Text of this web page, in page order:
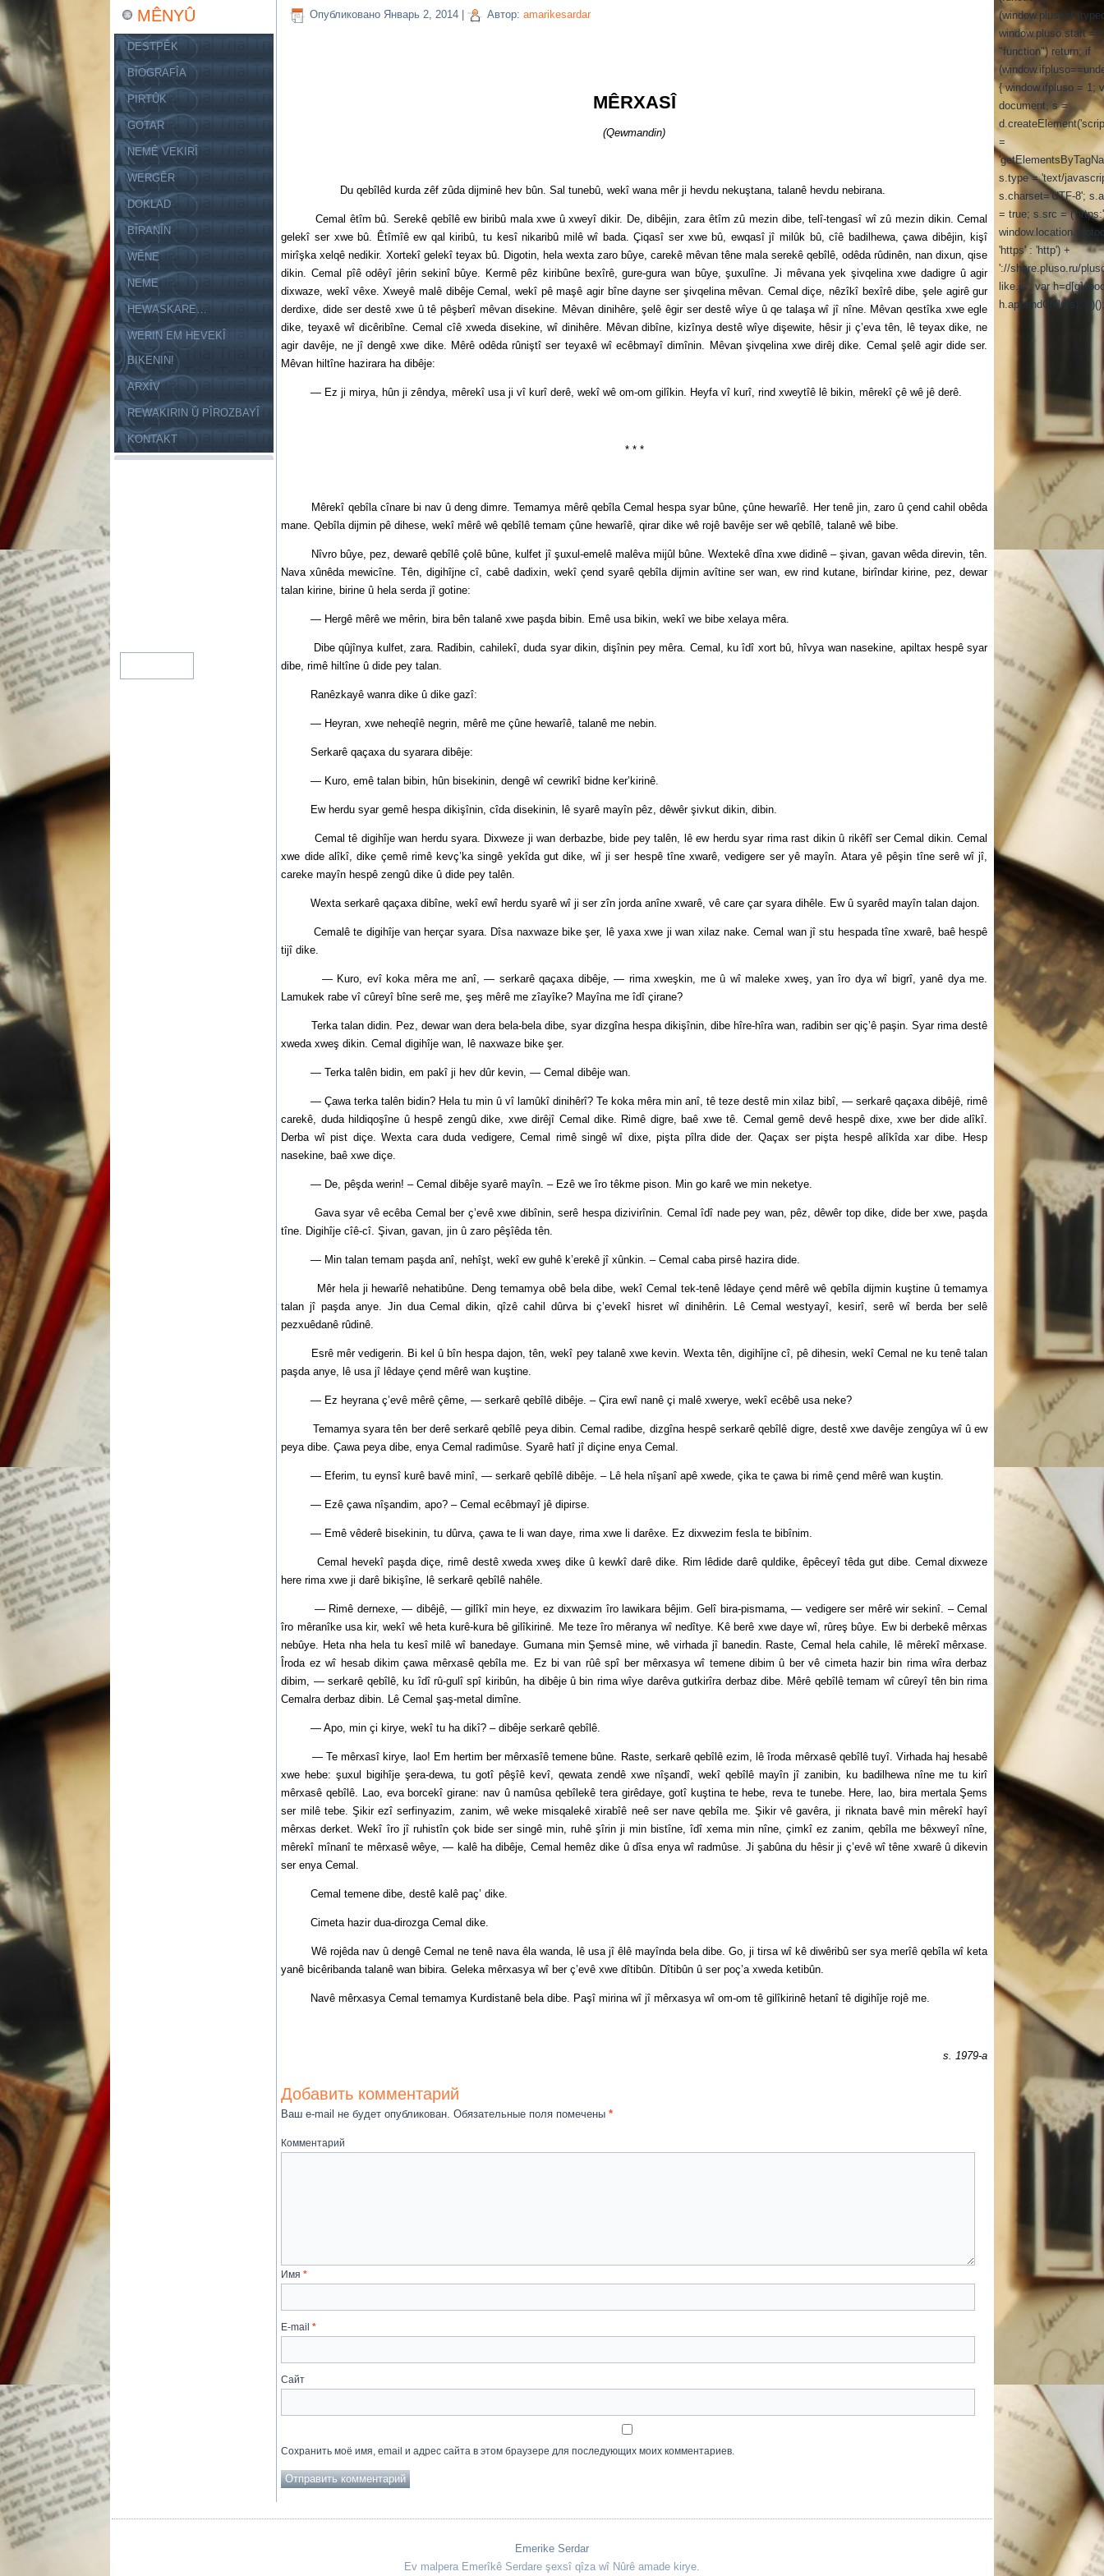
(window.pluso)if
window.pluso.start ==
"function") return; if
{ window.ifpluso = 1;
document, s =
=
s.type = 'text/
s.charset='UTF-8';
= true; s.src =
'https' : 'http') +
'://share.pluso.ru/
like.js'; var
h.appendChild(s);
MÊNYÛ
DESTPÊK
BÎOGRAFÎA
PIRTÛK
GOTAR
NEMÊ VEKIRÎ
WERGÊR
DOKLAD
BÎRANÎN
WÊNE
NEME
HEWASKARE…
WERIN EM HEVEKÎ
BIKENIN!
ARXÎV
REWAKIRIN Û PÎROZBAYÎ
KONTAKT
Опубликовано Январь 2, 2014 | Автор: amarikesardar
MÊRXASÎ
(Qewmandin)
Du qebîlêd kurda zêf zûda dijminê hev bûn. Sal tunebû, wekî wana mêr ji hevdu nekuştana, talanê hevdu nebirana.
Cemal êtîm bû. Serekê qebîlê ew biribû mala xwe û xweyî dikir. De, dibêjin, zara êtîm zû mezin dibe, telî-tengasî wî zû mezin dikin. Cemal
gelekî ser xwe bû. Êtîmîê ew qal kiribû, tu kesî nikaribû milê wî bada. Çiqasî ser xwe bû, ewqasî jî milûk bû, cîê badilhewa, çawa dibêjin, kişî
mirîşka xelqê nedikir. Xortekî gelekî teyax bû. Digotin, hela wexta zaro bûye, carekê mêvan têne mala serekê qebîlê, odêda rûdinên, nan dixun, qise
dikin. Cemal pîê odêyî jêrin sekinî bûye. Kermê pêz kiribûne bexîrê, gure-gura wan bûye, şuxulîne. Ji mêvana yek şivqelina xwe dadigre û agir
dixwaze, wekî vêxe. Xweyê malê dibêje Cemal, wekî pê maşê agir bîne dayne ser şivqelina mêvan. Cemal diçe, nêzîkî bexîrê dibe, şele agirê gur
derdixe, dide ser destê xwe û tê pêşberî mêvan disekine. Mêvan dinihêre, şelê êgir ser destê wîye û qe talaşa wî jî nîne. Mêvan qestîka xwe egle
dike, teyaxê wî dicêribîne. Cemal cîê xweda disekine, wî dinihêre. Mêvan dibîne, kizînya destê wîye dişewite, hêsir ji ç’eva tên, lê teyax dike, ne
agir davêje, ne jî dengê xwe dike. Mêrê odêda rûniştî ser teyaxê wî ecêbmayî dimînin. Mêvan şivqelina xwe dirêj dike. Cemal şelê agir dide ser.
Mêvan hiltîne hazirara ha dibêje:
— Ez ji mirya, hûn ji zêndya, mêrekî usa ji vî kurî derê, wekî wê om-om gilîkin. Heyfa vî kurî, rind xweytîê lê bikin, mêrekî çê wê jê derê.
* * *
Mêrekî qebîla cînare bi nav û deng dimre. Temamya mêrê qebîla Cemal hespa syar bûne, çûne hewarîê. Her tenê jin, zaro û çend cahil obêda
mane. Qebîla dijmin pê dihese, wekî mêrê wê qebîlê temam çûne hewarîê, qirar dike wê rojê bavêje ser wê qebîlê, talanê wê bibe.
Nîvro bûye, pez, dewarê qebîlê çolê bûne, kulfet jî şuxul-emelê malêva mijûl bûne. Wextekê dîna xwe didinê – şivan, gavan wêda direvin, tên.
Nava xûnêda mewicîne. Tên, digihîjne cî, cabê dadixin, wekî çend syarê qebîla dijmin avîtine ser wan, ew rind kutane, birîndar kirine, pez, dewar
talan kirine, birine û hela serda jî gotine:
— Hergê mêrê we mêrin, bira bên talanê xwe paşda bibin. Emê usa bikin, wekî we bibe xelaya mêra.
Dibe qûjînya kulfet, zara. Radibin, cahilekî, duda syar dikin, dişînin pey mêra. Cemal, ku îdî xort bû, hîvya wan nasekine, apiltax hespê syar
dibe, rimê hiltîne û dide pey talan.
Ranêzkayê wanra dike û dike gazî:
— Heyran, xwe neheqîê negrin, mêrê me çûne hewarîê, talanê me nebin.
Serkarê qaçaxa du syarara dibêje:
— Kuro, emê talan bibin, hûn bisekinin, dengê wî cewrikî bidne ker’kirinê.
Ew herdu syar gemê hespa dikişînin, cîda disekinin, lê syarê mayîn pêz, dêwêr şivkut dikin, dibin.
Cemal tê digihîje wan herdu syara. Dixweze ji wan derbazbe, bide pey talên, lê ew herdu syar rima rast dikin û rikêfî ser Cemal dikin. Cemal
xwe dide alîkî, dike çemê rimê kevç’ka singê yekîda gut dike, wî ji ser hespê tîne xwarê, vedigere ser yê mayîn. Atara yê pêşin tîne serê wî jî,
careke mayîn hespê zengû dike û dide pey talên.
Wexta serkarê qaçaxa dibîne, wekî ewî herdu syarê wî ji ser zîn jorda anîne xwarê, vê care çar syara dihêle. Ew û syarêd mayîn talan dajon.
Cemalê te digihîje van herçar syara. Dîsa naxwaze bike şer, lê yaxa xwe ji wan xilaz nake. Cemal wan jî stu hespada tîne xwarê, baê hespê
tijî dike.
— Kuro, evî koka mêra me anî, — serkarê qaçaxa dibêje, — rima xweşkin, me û wî maleke xweş, yan îro dya wî bigrî, yanê dya me.
Lamukek rabe vî cûreyî bîne serê me, şeş mêrê me zîayîke? Mayîna me îdî çirane?
Terka talan didin. Pez, dewar wan dera bela-bela dibe, syar dizgîna hespa dikişînin, dibe hîre-hîra wan, radibin ser qiç’ê paşin. Syar rima destê
xweda xweş dikin. Cemal digihîje wan, lê naxwaze bike şer.
— Terka talên bidin, em pakî ji hev dûr kevin, — Cemal dibêje wan.
— Çawa terka talên bidin? Hela tu min û vî lamûkî dinihêrî? Te koka mêra min anî, tê teze destê min xilaz bibî, — serkarê qaçaxa dibêjê, rimê
carekê, duda hildiqoşîne û hespê zengû dike, xwe dirêjî Cemal dike. Rimê digre, baê xwe tê. Cemal gemê devê hespê dixe, xwe ber dide alîkî.
Derba wî pist diçe. Wexta cara duda vedigere, Cemal rimê singê wî dixe, pişta pîlra dide der. Qaçax ser pişta hespê alîkîda xar dibe. Hesp
nasekine, baê xwe diçe.
— De, pêşda werin! – Cemal dibêje syarê mayîn. – Ezê we îro têkme pison. Min go karê we min neketye.
Gava syar vê ecêba Cemal ber ç’evê xwe dibînin, serê hespa dizivirînin. Cemal îdî nade pey wan, pêz, dêwêr top dike, dide ber xwe, paşda
tîne. Digihîje cîê-cî. Şivan, gavan, jin û zaro pêşîêda tên.
— Min talan temam paşda anî, nehîşt, wekî ew guhê k’erekê jî xûnkin. – Cemal caba pirsê hazira dide.
Mêr hela ji hewarîê nehatibûne. Deng temamya obê bela dibe, wekî Cemal tek-tenê lêdaye çend mêrê wê qebîla dijmin kuştine û temamya
talan jî paşda anye. Jin dua Cemal dikin, qîzê cahil dûrva bi ç’evekî hisret wî dinihêrin. Lê Cemal westyayî, kesirî, serê wî berda ber selê
pezxuêdanê rûdinê.
Esrê mêr vedigerin. Bi kel û bîn hespa dajon, tên, wekî pey talanê xwe kevin. Wexta tên, digihîjne cî, pê dihesin, wekî Cemal ne ku tenê talan
paşda anye, lê usa jî lêdaye çend mêrê wan kuştine.
— Ez heyrana ç’evê mêrê çême, — serkarê qebîlê dibêje. – Çira ewî nanê çi malê xwerye, wekî ecêbê usa neke?
Temamya syara tên ber derê serkarê qebîlê peya dibin. Cemal radibe, dizgîna hespê serkarê qebîlê digre, destê xwe davêje zengûya wî û ew
peya dibe. Çawa peya dibe, enya Cemal radimûse. Syarê hatî jî diçine enya Cemal.
— Eferim, tu eynsî kurê bavê minî, — serkarê qebîlê dibêje. – Lê hela nîşanî apê xwede, çika te çawa bi rimê çend mêrê wan kuştin.
— Ezê çawa nîşandim, apo? – Cemal ecêbmayî jê dipirse.
— Emê vêderê bisekinin, tu dûrva, çawa te li wan daye, rima xwe li darêxe. Ez dixwezim fesla te bibînim.
Cemal hevekî paşda diçe, rimê destê xweda xweş dike û kewkî darê dike. Rim lêdide darê quldike, êpêceyî têda gut dibe. Cemal dixweze
here rima xwe ji darê bikişîne, lê serkarê qebîlê nahêle.
— Rimê dernexe, — dibêjê, — gilîkî min heye, ez dixwazim îro lawikara bêjim. Gelî bira-pismama, — vedigere ser mêrê wir sekinî. – Cemal
îro mêranîke usa kir, wekî wê heta kurê-kura bê gilîkirinê. Me teze îro mêranya wî nedîtye. Kê berê xwe daye wî, rûreş bûye. Ew bi derbekê mêrxas
nebûye. Heta nha hela tu kesî milê wî banedaye. Gumana min Şemsê mine, wê virhada jî banedin. Raste, Cemal hela cahile, lê mêrekî mêrxase.
Îroda ez wî hesab dikim çawa mêrxasê qebîla me. Ez bi van rûê spî ber mêrxasya wî temene dibim û ber vê cimeta hazir bin rima wîra derbaz
dibim, — serkarê qebîlê, ku îdî rû-gulî spî kiribûn, ha dibêje û bin rima wîye darêva gutkirîra derbaz dibe. Mêrê qebîlê temam wî cûreyî tên bin rima
Cemalra derbaz dibin. Lê Cemal şaş-metal dimîne.
— Apo, min çi kirye, wekî tu ha dikî? – dibêje serkarê qebîlê.
— Te mêrxasî kirye, lao! Em hertim ber mêrxasîê temene bûne. Raste, serkarê qebîlê ezim, lê îroda mêrxasê qebîlê tuyî. Virhada haj hesabê
xwe hebe: şuxul bigihîje şera-dewa, tu gotî pêşîê kevî, qewata zendê xwe nîşandî, wekî qebîlê mayîn jî zanibin, ku badilhewa nîne me tu kirî
mêrxasê qebîlê. Lao, eva borcekî girane: nav û namûsa qebîlekê tera girêdaye, gotî kuştina te hebe, reva te tunebe. Here, lao, bira mertala Şems
ser milê tebe. Şikir ezî serfinyazim, zanim, wê weke misqalekê xirabîê neê ser nave qebîla me. Şikir vê gavêra, ji riknata bavê min mêrekî hayî
mêrxas derket. Wekî îro jî ruhistîn çok bide ser singê min, ruhê şîrin ji min bistîne, îdî xema min nîne, çimkî ez zanim, qebîla me bêxweyî nîne,
mêrekî mînanî te mêrxasê wêye, — kalê ha dibêje, Cemal hemêz dike û dîsa enya wî radmûse. Ji şabûna du hêsir ji ç’evê wî têne xwarê û dikevin
ser enya Cemal.
Cemal temene dibe, destê kalê paç’ dike.
Cimeta hazir dua-dirozga Cemal dike.
Wê rojêda nav û dengê Cemal ne tenê nava êla wanda, lê usa jî êlê mayînda bela dibe. Go, ji tirsa wî kê diwêribû ser sya merîê qebîla wî keta
yanê bicêribanda talanê wan bibira. Geleka mêrxasya wî ber ç’evê xwe dîtibûn. Dîtibûn û ser poç’a xweda ketibûn.
Navê mêrxasya Cemal temamya Kurdistanê bela dibe. Paşî mirina wî jî mêrxasya wî om-om tê gilîkirinê hetanî tê digihîje rojê me.
s. 1979-a
Добавить комментарий
Ваш e-mail не будет опубликован. Обязательные поля помечены*
Комментарий
Имя*
E-mail*
Сайт
Сохранить моё имя, email и адрес сайта в этом браузере для последующих моих комментариев.
Emerike Serdar
Ev malpera Emerîkê Serdare şexsî qîza wî Nûrê amade kirye.